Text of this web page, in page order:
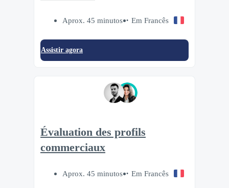
Aprox. 45 minutos Em Francês
Assistir agora
Évaluation des profils
commerciaux
Aprox. 45 minutos Em Francês